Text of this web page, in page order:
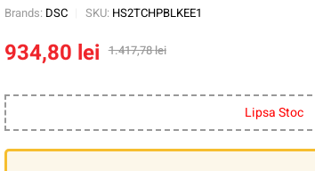
Brands: DSC SKU: HS2TCHPBLKEE1
1.417,78lei
934,80 lei
Lipsa Stoc